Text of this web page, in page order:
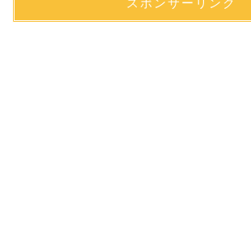
スポンサーリンク